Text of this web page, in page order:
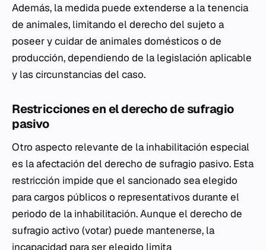
Además, la medida puede extenderse a la tenencia
de animales, limitando el derecho del sujeto a
poseer y cuidar de animales domésticos o de
producción, dependiendo de la legislación aplicable
y las circunstancias del caso.
Restricciones en el derecho de sufragio
pasivo
Otro aspecto relevante de la inhabilitación especial
es la afectación del derecho de sufragio pasivo. Esta
restricción impide que el sancionado sea elegido
para cargos públicos o representativos durante el
periodo de la inhabilitación. Aunque el derecho de
sufragio activo (votar) puede mantenerse, la
incapacidad para ser elegido limita